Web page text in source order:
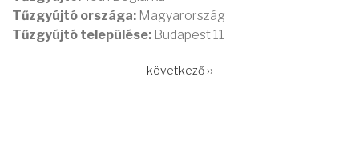
Tűzgyújtó országa: Magyarország
Tűzgyújtó települése: Budapest 11
Következő
következő ››